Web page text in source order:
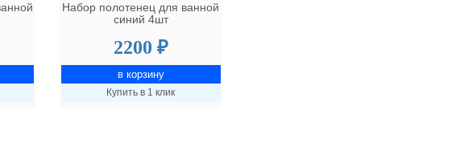
Набор полотенец для ванной
синий 4шт
2200 ₽
Купить в 1 клик